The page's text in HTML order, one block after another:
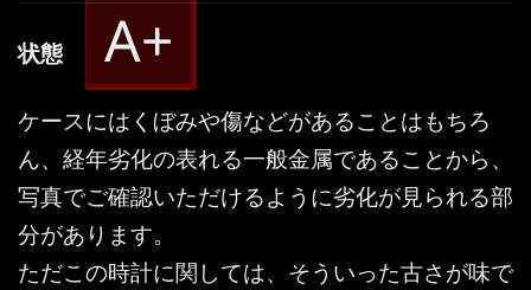
状態 A+
ケースにはくぼみや傷などがあることはもちろ
ん、経年劣化の表れる一般金属であることから、
写真でご確認いただけるように劣化が見られる部
分があります。
ただこの時計に関しては、そういった古さが味で